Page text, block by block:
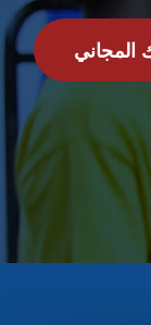
المجاني